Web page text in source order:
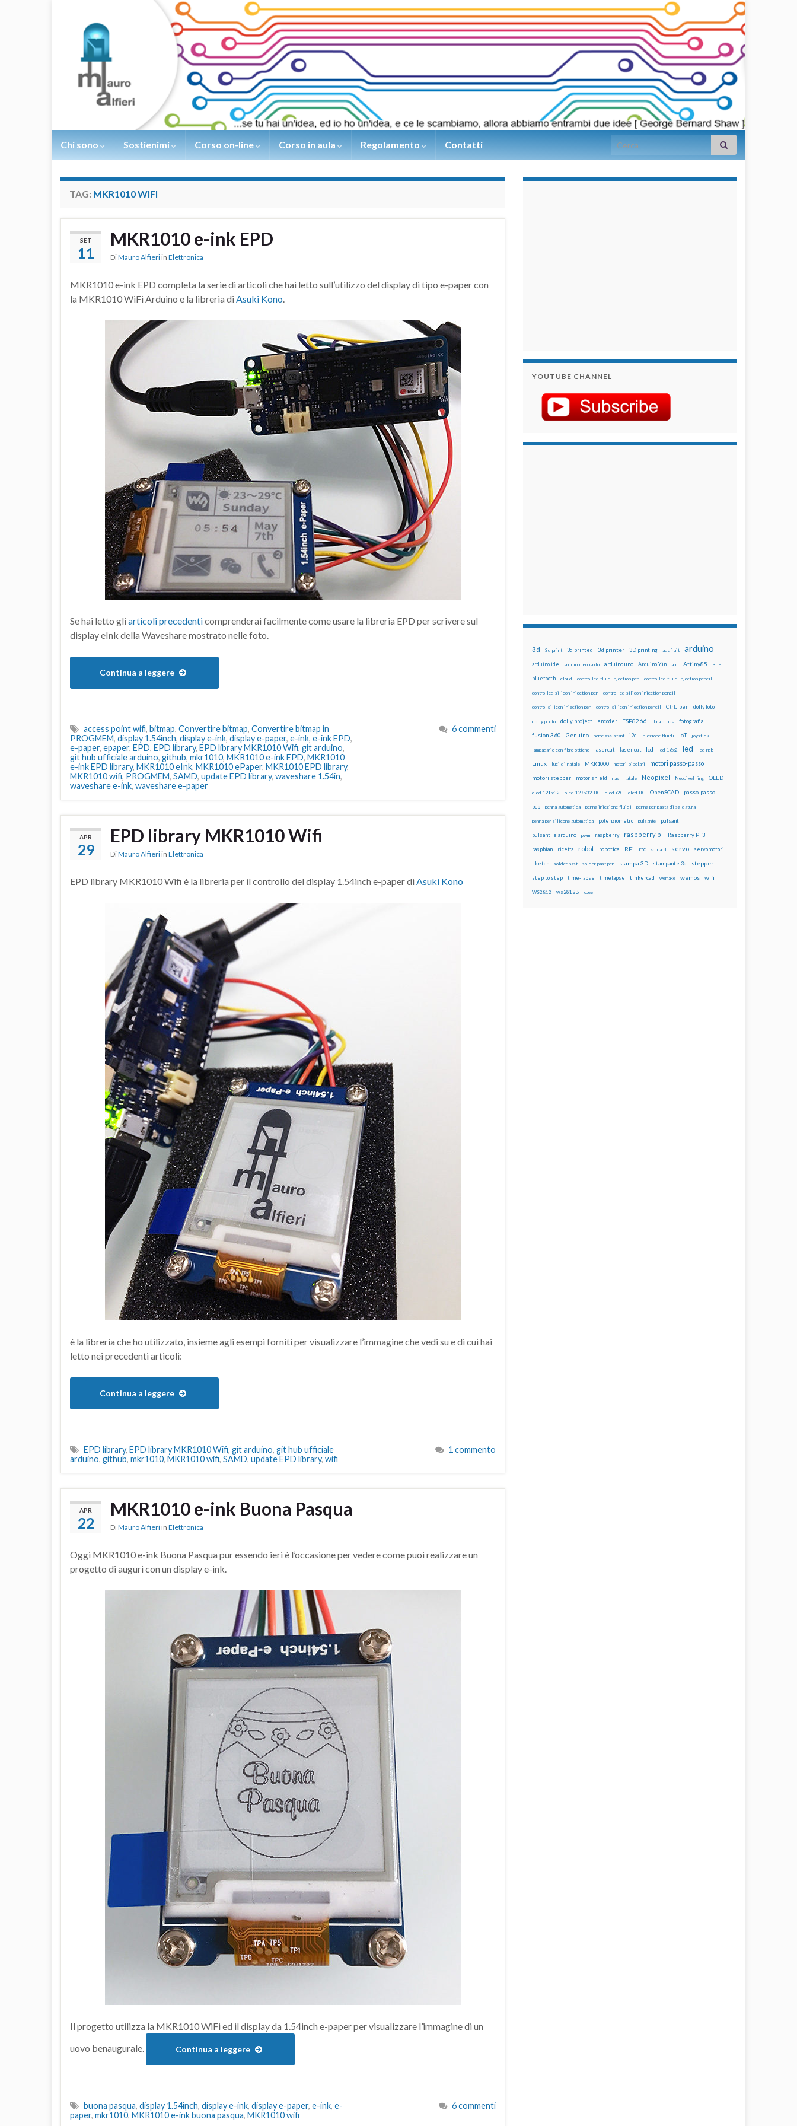
Chi sono Sostienimi Corso on-line Corso in aula Regolamento Contatti Search for:
TAG: MKR1010 WIFI
SET
11
MKR1010 e-ink EPD
DiMauro Alfieri in Elettronica
MKR1010 e-ink EPD completa la serie di articoli che hai letto sull’utilizzo del display di tipo e-paper con
la MKR1010 WiFi Arduino e la libreria di Asuki Kono.
Se hai letto gli articoli precedenticomprenderai facilmente come usare la libreria EPD per scrivere sul
display eInk della Waveshare mostrato nelle foto.
Continua a leggere
access point wifi, bitmap, Convertire bitmap, Convertire bitmap in
PROGMEM, display 1.54inch, display e-ink, display e-paper, e-ink, e-ink EPD,
e-paper, epaper, EPD, EPD library, EPD library MKR1010 Wifi, git arduino,
git hub ufficiale arduino, github, mkr1010, MKR1010 e-ink EPD, MKR1010
e-ink EPD library, MKR1010 eInk, MKR1010 ePaper, MKR1010 EPD library,
MKR1010 wifi, PROGMEM, SAMD, update EPD library, waveshare 1.54in,
waveshare e-ink, waveshare e-paper
6 commenti
APR
29
EPD library MKR1010 Wifi
DiMauro Alfieri in Elettronica
EPD library MKR1010 Wifi è la libreria per il controllo del display 1.54inch e-paper di Asuki Kono
è la libreria che ho utilizzato, insieme agli esempi forniti per visualizzare l’immagine che vedi su e di cui hai
letto nei precedenti articoli:
Continua a leggere
EPD library, EPD library MKR1010 Wifi, git arduino, git hub ufficiale
arduino, github, mkr1010, MKR1010 wifi, SAMD, update EPD library, wifi
1 commento
APR
22
MKR1010 e-ink Buona Pasqua
DiMauro Alfieri in Elettronica
Oggi MKR1010 e-ink Buona Pasqua pur essendo ieri è l’occasione per vedere come puoi realizzare un
progetto di auguri con un display e-ink.
Il progetto utilizza la MKR1010 WiFi ed il display da 1.54inch e-paper per visualizzare l’immagine di un
uovo benaugurale.
Continua a leggere
buona pasqua, display 1.54inch, display e-ink, display e-paper, e-ink, e-
paper, mkr1010, MKR1010 e-ink buona pasqua, MKR1010 wifi
6 commenti
YOUTUBE CHANNEL
3d 3d print 3d printed 3d printer 3D printing adafruit arduino
arduino ide arduino leonardo arduino uno Arduino Yún arm Attiny85 BLE
bluetooth cloud controlled fluid injection pen controlled fluid injection pencil
controlled silicon injection pen controlled silicon injection pencil
control silicon injection pen control silicon injection pencil CtrlJ pen dolly foto
dolly photo dolly project encoder ESP8266 fibra ottica fotografia
fusion 360 Genuino home assistant i2c iniezione fluidi IoT joystick
lampadario con fibre ottiche lasercut laser cut lcd lcd 16x2 led led rgb
Linux luci di natale MKR1000 motori bipolari motori passo-passo
motori stepper motor shield nas natale Neopixel Neopixel ring OLED
oled 128x32 oled 128x32 IIC oled i2C oled IIC OpenSCAD passo-passo
pcb penna automatica penna iniezione fluidi penna per pasta di saldatura
penna per silicone automatica potenziometro pulsante pulsanti
pulsanti e arduino pwm raspberry raspberry pi Raspberry Pi 3
raspbian ricetta robot robotica RPi rtc sd card servo servomotori
sketch solder past solder past pen stampa 3D stampante 3d stepper
step to step time-lapse timelapse tinkercad wemake wemos wifi
WS2812 ws2812B xbee